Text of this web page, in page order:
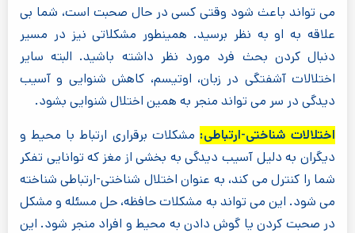
می تواند باعث شود وقتی کسی در حال صحبت است، شما بی
علاقه به او به نظر برسید. همینطور مشکلاتی نیز در مسیر
دنبال کردن بحث فرد مورد نظر داشته باشید. البته سایر
اختلالات آشفتگی در زبان، اوتیسم، کاهش شنوایی و آسیب
دیدگی در سر می تواند منجر به همین اختلال شنوایی بشود.
اختلالات شناختی-ارتباطی: مشکلات برقراری ارتباط با محیط و
دیگران به دلیل آسیب دیدگی به بخشی از مغز که توانایی تفکر
شما را کنترل می کند، به عنوان اختلال شناختی-ارتباطی شناخته
می شود. این می تواند به مشکلات حافظه، حل مسئله و مشکل
در صحبت کردن یا گوش دادن به محیط و افراد منجر شود. این